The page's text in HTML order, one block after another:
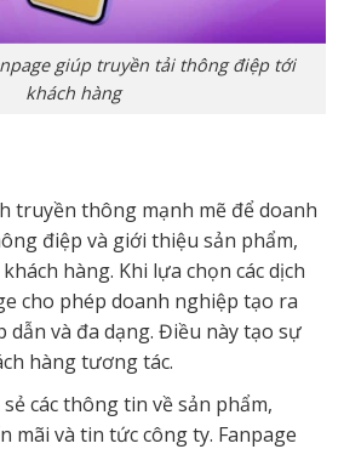
giúp truyền tải thông điệp tới
khách hàng
truyền thông mạnh mẽ để doanh
điệp và giới thiệu sản phẩm,
hàng. Khi lựa chọn các dịch
cho phép doanh nghiệp tạo ra
và đa dạng. Điều này tạo sự
hàng tương tác.
các thông tin về sản phẩm,
mãi và tin tức công ty. Fanpage